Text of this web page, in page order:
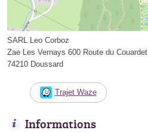
SARL Leo Corboz
Zae Les Vernays 600 Route du Couardet
74210 Doussard
Trajet Waze
Informations